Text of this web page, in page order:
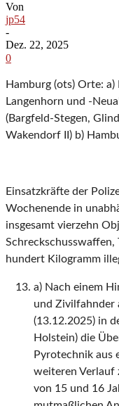
Von
jp54
-
Dez. 22, 2025
0
Hamburg (ots) Orte:
Langenhorn und -
(Bargfeld-Stegen,
Wakendorf II) b)
Einsatzkräfte der
Wochenende in
insgesamt vierzehn
Schreckschusswaffen,
hundert Kilogramm
a) Nach einem
und Zivilfahnder
(13.12.2025) in
Holstein) die
Pyrotechnik aus
weiteren Verlauf
von 15 und 16